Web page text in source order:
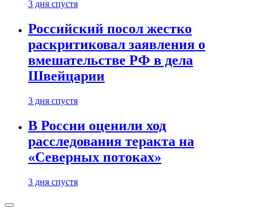
3 дня спустя
Российский посол жестко
раскритиковал заявления о
вмешательстве РФ в дела
Швейцарии
3 дня спустя
В России оценили ход
расследования теракта на
«Северных потоках»
3 дня спустя